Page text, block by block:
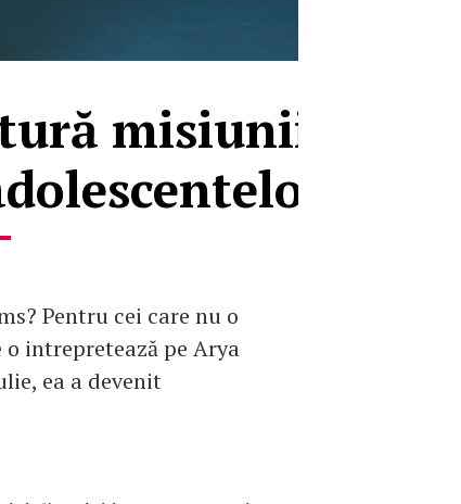
misiunii Always
Pentru cei care nu o
o intrepretează pe Arya
ea a devenit